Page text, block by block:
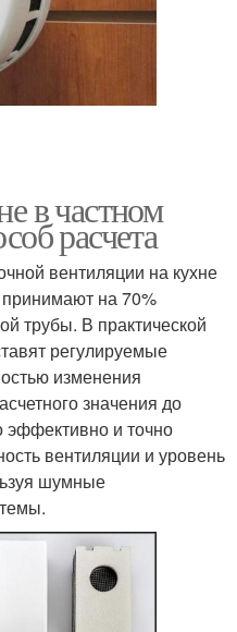
в частном
расчета
вентиляции на кухне
на 70%
трубы. В практической
регулируемые
изменения
значения до
и точно
вентиляции и уровень
шумные